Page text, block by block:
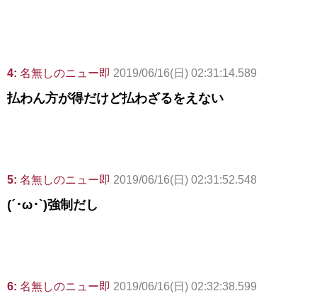
4: 名無しのニュー即 2019/06/16(日) 02:31:14.589
払わん方が得だけど払わざるをえない
5: 名無しのニュー即 2019/06/16(日) 02:31:52.548
(´･ω･`)強制だし
6: 名無しのニュー即 2019/06/16(日) 02:32:38.599